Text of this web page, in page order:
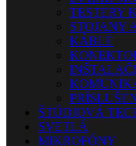
TESTERY
STOJANY
KÁBLE
ŠTÚDIOVÁ
SVETLÁ
MIKROFÓNY